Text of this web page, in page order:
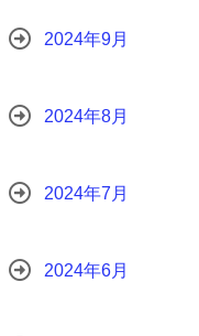
2024年9月
2024年8月
2024年7月
2024年6月